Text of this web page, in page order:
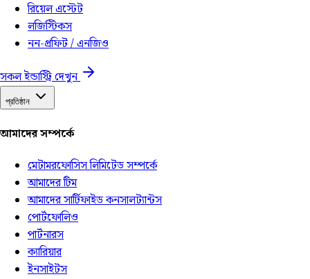
রিয়েল এস্টেট
লজিস্টিকস
নন-প্রফিট / এনজিও
সকল ইন্ডাস্ট্রি দেখুন
প্রতিষ্ঠান
আমাদের সম্পর্কে
মেটামরফোসিস লিমিটেড সম্পর্কে
আমাদের টিম
আমাদের সার্টিফাইড কনসালট্যান্টস
পোর্টফোলিও
পার্টনারস
ক্যারিয়ার
ইনসাইটস